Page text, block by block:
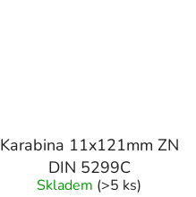
Karabina 11x121mm ZN
DIN 5299C
Skladem (>5 ks)